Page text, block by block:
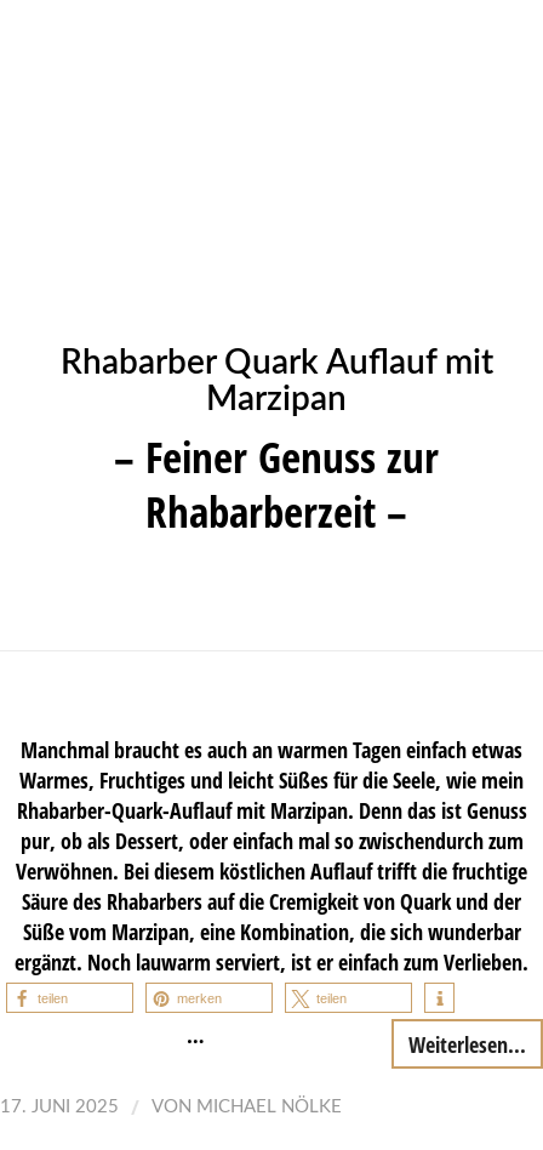
Rhabarber Quark Auflauf mit
Marzipan
– Feiner Genuss zur
Rhabarberzeit –
Manchmal braucht es auch an warmen Tagen einfach etwas
Warmes, Fruchtiges und leicht Süßes für die Seele, wie mein
Rhabarber-Quark-Auflauf mit Marzipan. Denn das ist Genuss
pur, ob als Dessert, oder einfach mal so zwischendurch zum
Verwöhnen. Bei diesem köstlichen Auflauf trifft die fruchtige
Säure des Rhabarbers auf die Cremigkeit von Quark und der
Süße vom Marzipan, eine Kombination, die sich wunderbar
ergänzt. Noch lauwarm serviert, ist er einfach zum Verlieben.
teilen merken teilen
… Weiterlesen...
17. JUNI 2025 / VON MICHAEL NÖLKE